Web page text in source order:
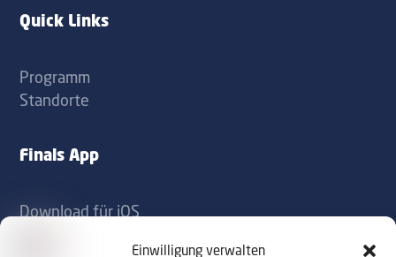
Einwilligung verwalten
Quick Links
Programm
Standorte
Finals App
Download für iOS